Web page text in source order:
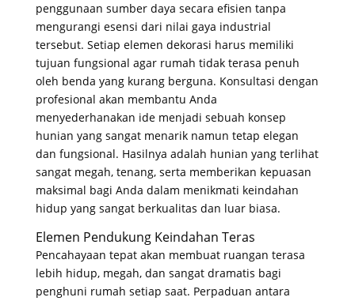
penggunaan sumber daya secara efisien tanpa
mengurangi esensi dari nilai gaya industrial
tersebut. Setiap elemen dekorasi harus memiliki
tujuan fungsional agar rumah tidak terasa penuh
oleh benda yang kurang berguna. Konsultasi dengan
profesional akan membantu Anda
menyederhanakan ide menjadi sebuah konsep
hunian yang sangat menarik namun tetap elegan
dan fungsional. Hasilnya adalah hunian yang terlihat
sangat megah, tenang, serta memberikan kepuasan
maksimal bagi Anda dalam menikmati keindahan
hidup yang sangat berkualitas dan luar biasa.
Elemen Pendukung Keindahan Teras
Pencahayaan tepat akan membuat ruangan terasa
lebih hidup, megah, dan sangat dramatis bagi
penghuni rumah setiap saat. Perpaduan antara